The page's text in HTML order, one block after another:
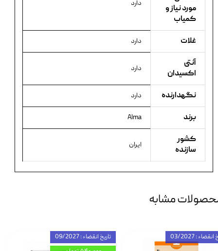
مورد نیاز و
کمیاب
دارد
غلات دارد
آنتی
اکسیدان
دارد
نگهدارنده دارد
برند Alma
کشور
سازنده
ایران
مشابه
تاریخ انقضاء : 09/2027
: 03/2027